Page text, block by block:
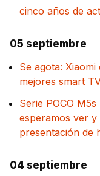
cinco años de
05 septiembre
Se agota:
mejores smart
Serie POCO
esperamos ver
presentación de
04 septiembre